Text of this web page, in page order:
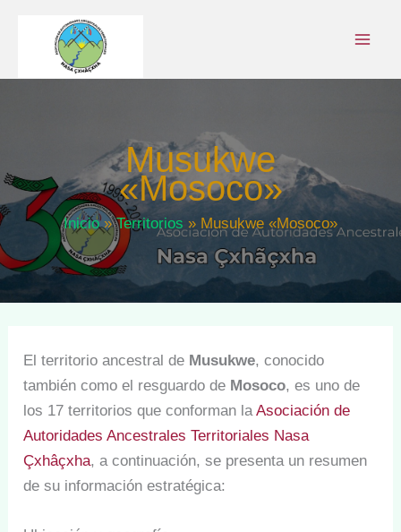
contenido
Musukwe
«Mosoco»
Inicio Territorios Musukwe «Mosoco»
El territorio ancestral de Musukwe, conocido
también como el resguardo de Mosoco, es uno de
los 17 territorios que conforman laAsociación de
Autoridades Ancestrales Territoriales Nasa
Çxhâçxha, a continuación, se presenta un resumen
de su información estratégica: